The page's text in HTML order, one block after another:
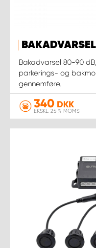
Bakadvarsel 80-90
parkerings- og
gennemføre.
340 DKK
EKSKL. 25 % MOMS